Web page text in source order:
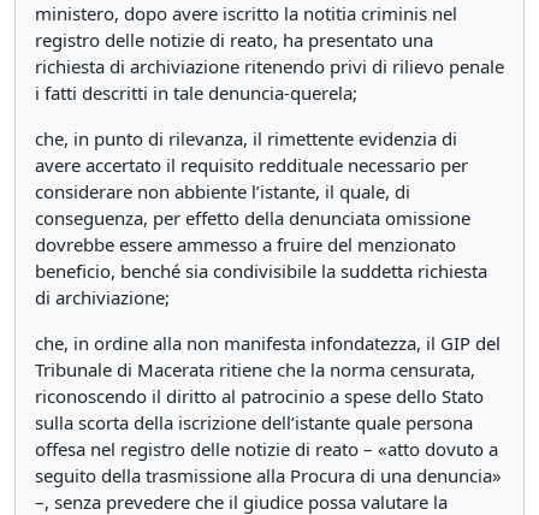
ministero, dopo avere iscritto la notitia criminis nel
registro delle notizie di reato, ha presentato una
richiesta di archiviazione ritenendo privi di rilievo penale
i fatti descritti in tale denuncia-querela;
che, in punto di rilevanza, il rimettente evidenzia di
avere accertato il requisito reddituale necessario per
considerare non abbiente l’istante, il quale, di
conseguenza, per effetto della denunciata omissione
dovrebbe essere ammesso a fruire del menzionato
beneficio, benché sia condivisibile la suddetta richiesta
di archiviazione;
che, in ordine alla non manifesta infondatezza, il GIP del
Tribunale di Macerata ritiene che la norma censurata,
riconoscendo il diritto al patrocinio a spese dello Stato
sulla scorta della iscrizione dell’istante quale persona
offesa nel registro delle notizie di reato – «atto dovuto a
seguito della trasmissione alla Procura di una denuncia»
–, senza prevedere che il giudice possa valutare la